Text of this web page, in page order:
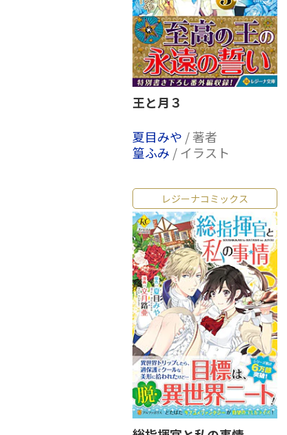
王と月３
夏目みや / 著者
篁ふみ / イラスト
レジーナコミックス